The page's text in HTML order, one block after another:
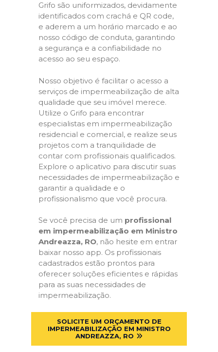
Grifo são uniformizados, devidamente
identificados com crachá e QR code,
e aderem a um horário marcado e ao
nosso código de conduta, garantindo
a segurança e a confiabilidade no
acesso ao seu espaço.
Nosso objetivo é facilitar o acesso a
serviços de impermeabilização de alta
qualidade que seu imóvel merece.
Utilize o Grifo para encontrar
especialistas em impermeabilização
residencial e comercial, e realize seus
projetos com a tranquilidade de
contar com profissionais qualificados.
Explore o aplicativo para discutir suas
necessidades de impermeabilização e
garantir a qualidade e o
profissionalismo que você procura.
Se você precisa de um profissional
em impermeabilização em Ministro
Andreazza, RO, não hesite em entrar
baixar nosso app. Os profissionais
cadastrados estão prontos para
oferecer soluções eficientes e rápidas
para as suas necessidades de
impermeabilização.
SOLICITE UM ORÇAMENTO DE
IMPERMEABILIZAÇÃO EM MINISTRO
ANDREAZZA, RO